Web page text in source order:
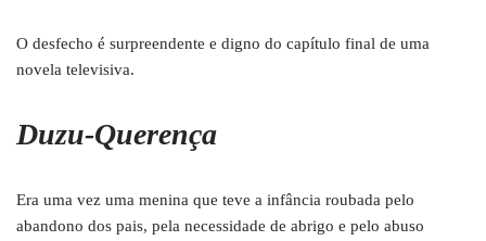
O desfecho é surpreendente e digno do capítulo final de uma
novela televisiva.
Duzu-Querença
Era uma vez uma menina que teve a infância roubada pelo
abandono dos pais, pela necessidade de abrigo e pelo abuso